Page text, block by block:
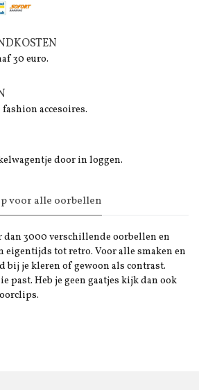
30 euro.
accesoires.
door in loggen.
voor alle oorbellen
dan 3000 verschillende oorbellen en
eigentijds tot retro. Voor alle smaken en
bij je kleren of gewoon als contrast.
past. Heb je geen gaatjes kijk dan ook